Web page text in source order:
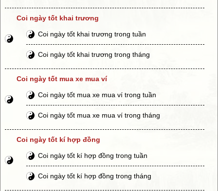
Coi ngày tốt khai trương
Coi ngày tốt khai trương trong tuần
Coi ngày tốt khai trương trong tháng
Coi ngày tốt mua xe mua ví
Coi ngày tốt mua xe mua ví trong tuần
Coi ngày tốt mua xe mua ví trong tháng
Coi ngày tốt kí hợp đồng
Coi ngày tốt kí hợp đồng trong tuần
Coi ngày tốt kí hợp đồng trong tháng